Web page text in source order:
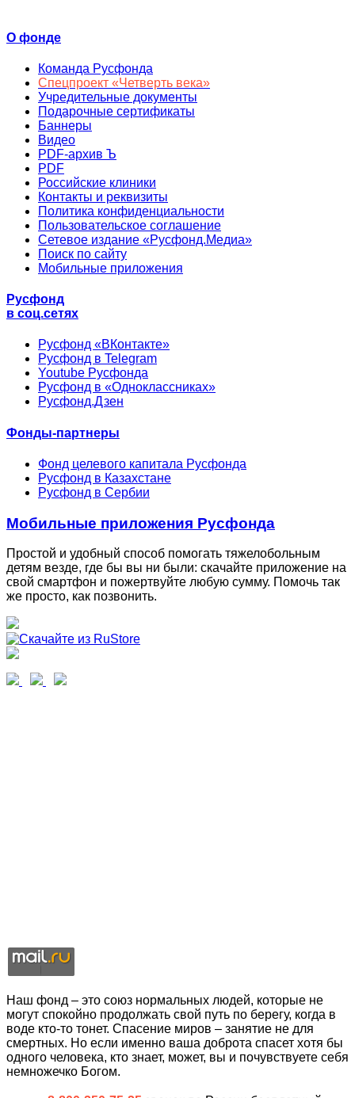
О фонде
Команда Русфонда
Спецпроект «Четверть века»
Учредительные документы
Подарочные сертификаты
Баннеры
Видео
PDF-архив Ъ
PDF
Российские клиники
Контакты и реквизиты
Политика конфиденциальности
Пользовательское соглашение
Сетевое издание «Русфонд.Медиа»
Поиск по сайту
Мобильные приложения
Русфонд
в соц.сетях
Русфонд «ВКонтакте»
Русфонд в Telegram
Youtube Русфонда
Русфонд в «Одноклассниках»
Русфонд.Дзен
Фонды-партнеры
Фонд целевого капитала Русфонда
Русфонд в Казахстане
Русфонд в Сербии
Мобильные приложения Русфонда
Простой и удобный способ помогать тяжелобольным
детям везде, где бы вы ни были: скачайте приложение на
свой смартфон и пожертвуйте любую сумму. Помочь так
же просто, как позвонить.
Наш фонд – это союз нормальных людей, которые не
могут спокойно продолжать свой путь по берегу, когда в
воде кто-то тонет. Спасение миров – занятие не для
смертных. Но если именно ваша доброта спасет хотя бы
одного человека, кто знает, может, вы и почувствуете себя
немножечко Богом.